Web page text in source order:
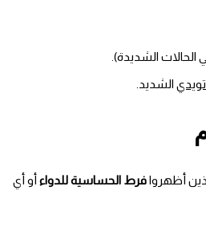
الحالات الشديدة).
الشديد.
أظهروافرط الحساسية للدواء أو أي